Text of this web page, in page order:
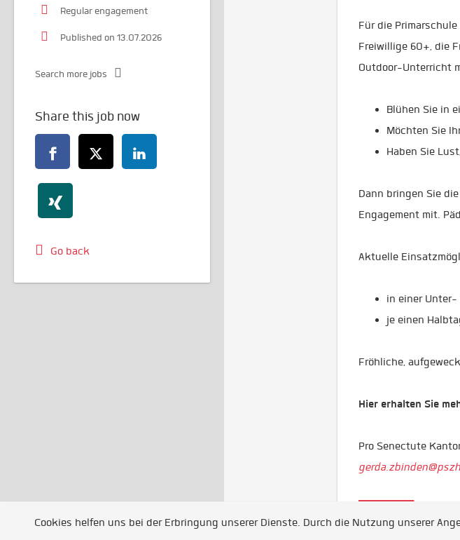
Für die
Freiwillige 60+, die
Outdoor-Unterricht
Blühen Sie in
Möchten Sie
Haben Sie
Dann bringen Sie
Engagement mit.
Aktuelle
in einer
je einen
Fröhliche,
Hier erhalten Sie
Pro Senectute
Regular engagement
Published on 13.07.2026
Search more jobs
Share this job now
Go back
Cookies helfen uns bei der Erbringung unserer Dienste. Durch die Nutzung unserer